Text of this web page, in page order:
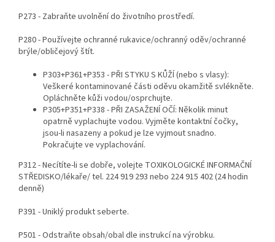
P273 - Zabraňte uvolnění do životního prostředí.
P280 - Používejte ochranné rukavice/ochranný oděv/ochranné
brýle/obličejový štít.
P303+P361+P353 - PŘI STYKU S KŮŽÍ (nebo s vlasy):
Veškeré kontaminované části oděvu okamžitě svlékněte.
Opláchněte kůži vodou/osprchujte.
P305+P351+P338 - PŘI ZASAŽENÍ OČÍ: Několik minut
opatrně vyplachujte vodou. Vyjměte kontaktní čočky,
jsou-li nasazeny a pokud je lze vyjmout snadno.
Pokračujte ve vyplachování.
P312 - Necítíte-li se dobře, volejte TOXIKOLOGICKÉ INFORMAČNÍ
STŘEDISKO/lékaře/ tel. 224 919 293 nebo 224 915 402 (24 hodin
denně)
P391 - Uniklý produkt seberte.
P501 - Odstraňte obsah/obal dle instrukcí na výrobku.